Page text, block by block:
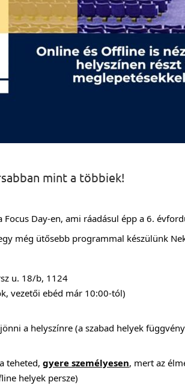
mint a többiek!
Day-en, ami ráadásul épp a 6.
még ütősebb programmal készülünk
u. 18/b, 1124
vezetői ebéd már 10:00-tól)
a helyszínre (a szabad helyek
teheted, gyere személyesen, mert az
helyek persze)